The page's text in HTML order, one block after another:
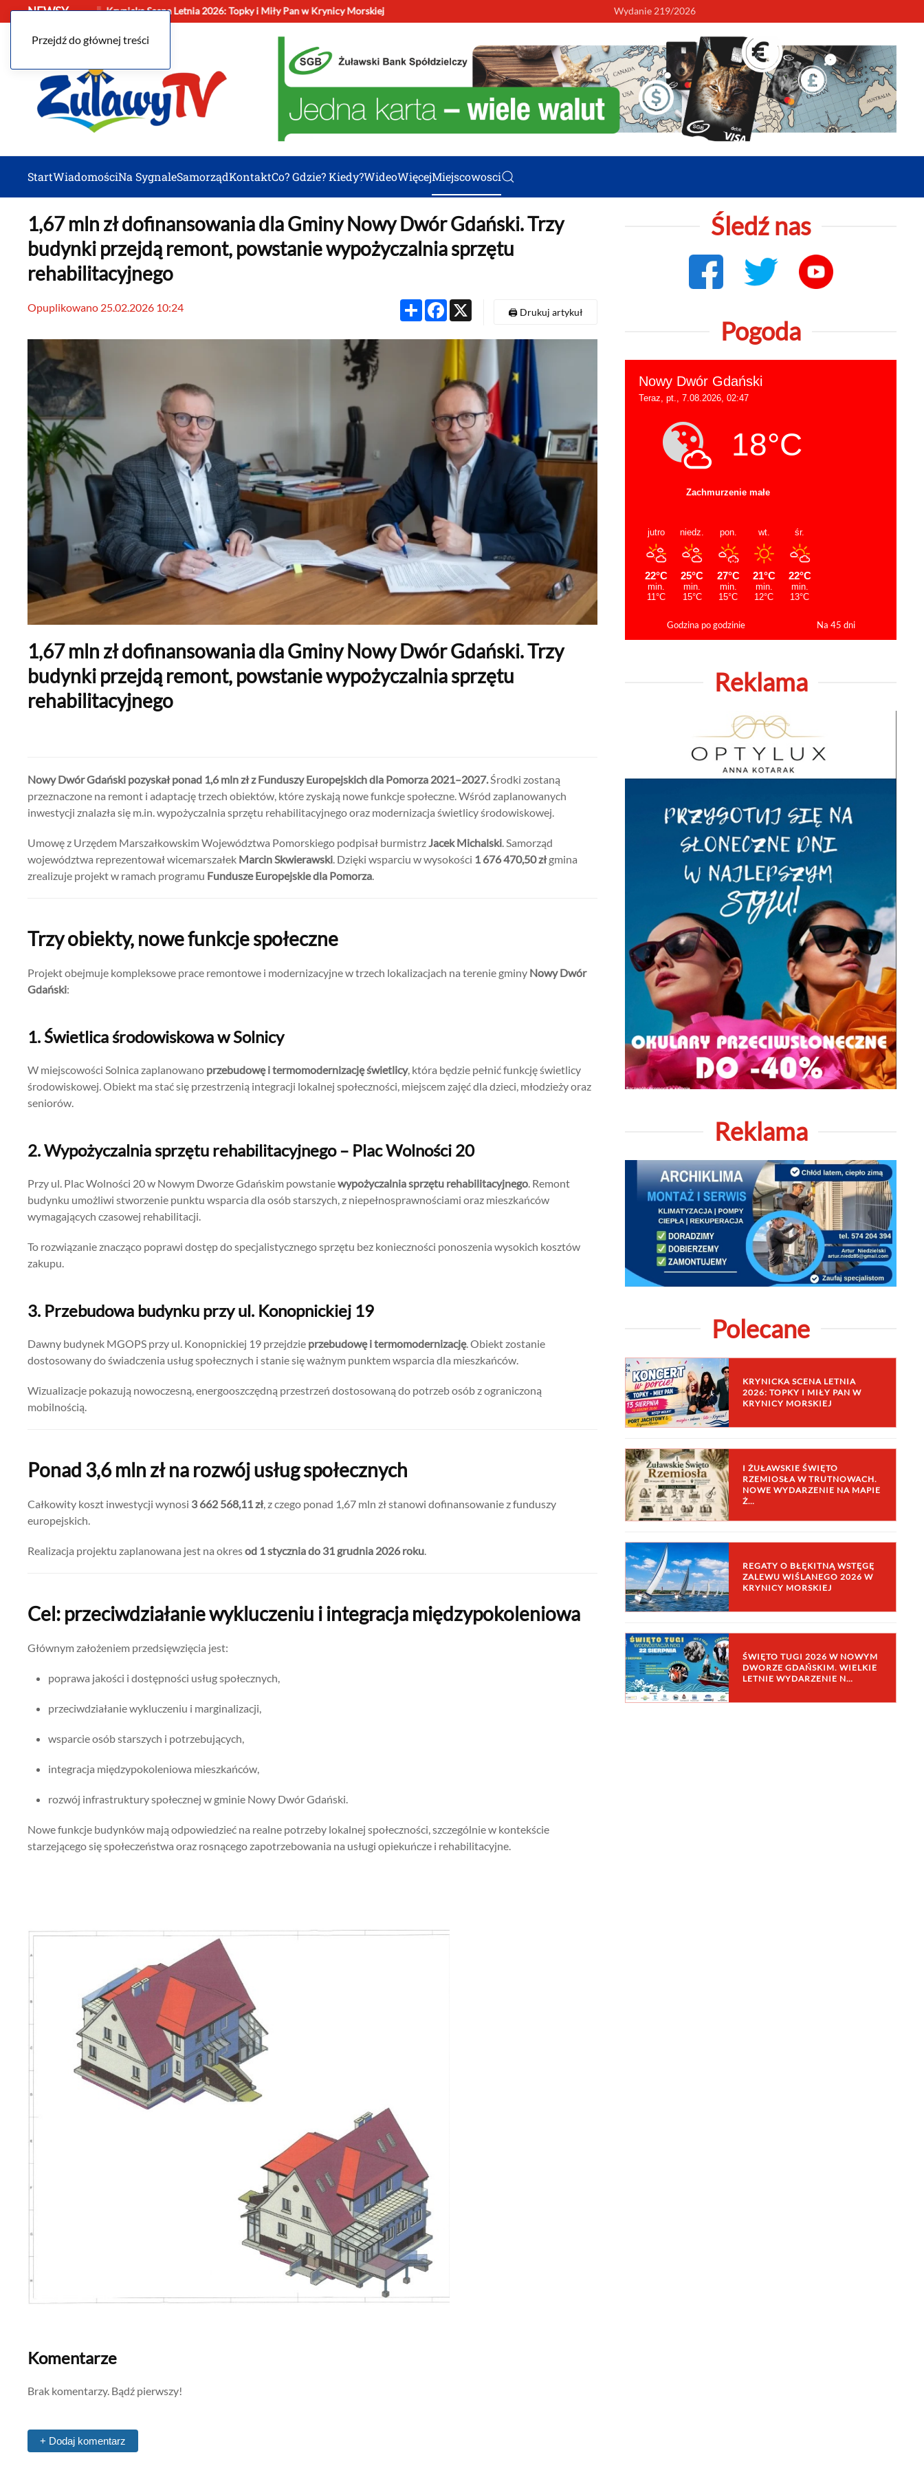
Przejdź do głównej treści
NEWSY Krynicka Scena Letnia 2026: Topky i Miły Pan w Krynicy Morskiej Święto Tugi 2026 w Nowym Dworze Gdańskim. Wielkie letnie wydarzenie
Wydanie 219/2026
StartWiadomościNa SygnaleSamorządKontaktCo? Gdzie? Kiedy?WideoWięcejMiejscowosci
1,67 mln zł dofinansowania dla Gminy Nowy Dwór Gdański. Trzy
budynki przejdą remont, powstanie wypożyczalnia sprzętu
rehabilitacyjnego
Opuplikowano 25.02.2026 10:24 Share Facebook
🖨️ Drukuj artykuł
1,67 mln zł dofinansowania dla Gminy Nowy Dwór Gdański. Trzy
budynki przejdą remont, powstanie wypożyczalnia sprzętu
rehabilitacyjnego
Nowy Dwór Gdański pozyskał ponad 1,6 mln zł z Funduszy Europejskich dla Pomorza 2021–2027.Środki zostaną
przeznaczone na remont i adaptację trzech obiektów, które zyskają nowe funkcje społeczne. Wśród zaplanowanych
inwestycji znalazła się m.in. wypożyczalnia sprzętu rehabilitacyjnego oraz modernizacja świetlicy środowiskowej.
Umowę z Urzędem Marszałkowskim Województwa Pomorskiego podpisał burmistrzJacek Michalski. Samorząd
województwa reprezentował wicemarszałek Marcin Skwierawski. Dzięki wsparciu w wysokości 1 676 470,50 złgmina
zrealizuje projekt w ramach programu Fundusze Europejskie dla Pomorza.
Trzy obiekty, nowe funkcje społeczne
Projekt obejmuje kompleksowe prace remontowe i modernizacyjne w trzech lokalizacjach na terenie gminy Nowy Dwór
Gdański:
1. Świetlica środowiskowa w Solnicy
W miejscowości Solnica zaplanowano przebudowę i termomodernizację świetlicy, która będzie pełnić funkcję świetlicy
środowiskowej. Obiekt ma stać się przestrzenią integracji lokalnej społeczności, miejscem zajęć dla dzieci, młodzieży oraz
seniorów.
2. Wypożyczalnia sprzętu rehabilitacyjnego – Plac Wolności 20
Przy ul. Plac Wolności 20 w Nowym Dworze Gdańskim powstaniewypożyczalnia sprzętu rehabilitacyjnego. Remont
budynku umożliwi stworzenie punktu wsparcia dla osób starszych, z niepełnosprawnościami oraz mieszkańców
wymagających czasowej rehabilitacji.
To rozwiązanie znacząco poprawi dostęp do specjalistycznego sprzętu bez konieczności ponoszenia wysokich kosztów
zakupu.
3. Przebudowa budynku przy ul. Konopnickiej 19
Dawny budynek MGOPS przy ul. Konopnickiej 19 przejdzie przebudowę i termomodernizację. Obiekt zostanie
dostosowany do świadczenia usług społecznych i stanie się ważnym punktem wsparcia dla mieszkańców.
Wizualizacje pokazują nowoczesną, energooszczędną przestrzeń dostosowaną do potrzeb osób z ograniczoną
mobilnością.
Ponad 3,6 mln zł na rozwój usług społecznych
Całkowity koszt inwestycji wynosi 3 662 568,11 zł, z czego ponad 1,67 mln zł stanowi dofinansowanie z funduszy
europejskich.
Realizacja projektu zaplanowana jest na okresod 1 stycznia do 31 grudnia 2026 roku.
Cel: przeciwdziałanie wykluczeniu i integracja międzypokoleniowa
Głównym założeniem przedsięwzięcia jest:
poprawa jakości i dostępności usług społecznych,
przeciwdziałanie wykluczeniu i marginalizacji,
wsparcie osób starszych i potrzebujących,
integracja międzypokoleniowa mieszkańców,
rozwój infrastruktury społecznej w gminie Nowy Dwór Gdański.
Nowe funkcje budynków mają odpowiedzieć na realne potrzeby lokalnej społeczności, szczególnie w kontekście
starzejącego się społeczeństwa oraz rosnącego zapotrzebowania na usługi opiekuńcze i rehabilitacyjne.
Komentarze
Brak komentarzy. Bądź pierwszy!
+ Dodaj komentarz
Śledź nas
Pogoda
Godzina po godzinie Na 45 dni
Reklama
Reklama
Polecane
KRYNICKA SCENA LETNIA
2026: TOPKY I MIŁY PAN W
KRYNICY MORSKIEJ
I ŻUŁAWSKIE ŚWIĘTO
RZEMIOSŁA W TRUTNOWACH.
NOWE WYDARZENIE NA MAPIE
Ż…
REGATY O BŁĘKITNĄ WSTĘGĘ
ZALEWU WIŚLANEGO 2026 W
KRYNICY MORSKIEJ
ŚWIĘTO TUGI 2026 W NOWYM
DWORZE GDAŃSKIM. WIELKIE
LETNIE WYDARZENIE N…